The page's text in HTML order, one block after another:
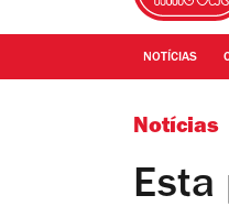
NOTÍCIAS
Notícias
Esta